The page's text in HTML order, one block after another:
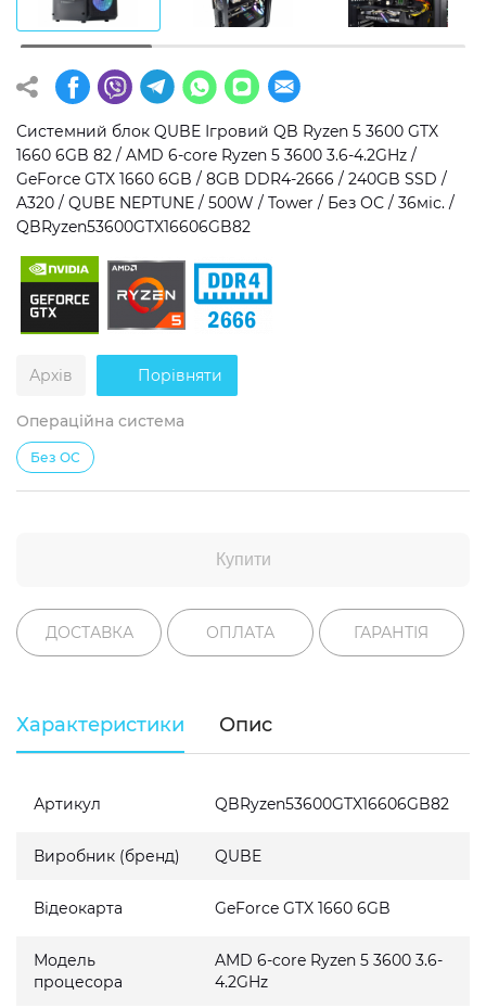
Операційна система
Windows 11 Home
Windows 11 Pro
Без ОС
Тип накопичувача
SSD
HDD
SSD + HDD
Додатково
RGB-підсвічування
Розблокований множник CPU
Надшвидкий M.2 SSD NVME
Системний блок QUBE Ігровий QB Ryzen 5 3600 GTX
1660 6GB 82 / AMD 6-core Ryzen 5 3600 3.6-4.2GHz /
GeForce GTX 1660 6GB / 8GB DDR4-2666 / 240GB SSD /
A320 / QUBE NEPTUNE / 500W / Tower / Без ОС / 36міс. /
QBRyzen53600GTX16606GB82
Архів Порівняти
Операційна система
Без ОС
Купити
ДОСТАВКА ОПЛАТА ГАРАНТІЯ
Характеристики Опис
Артикул QBRyzen53600GTX16606GB82
Виробник (бренд) QUBE
Відеокарта GeForce GTX 1660 6GB
Модель
процесора
AMD 6-core Ryzen 5 3600 3.6-
4.2GHz